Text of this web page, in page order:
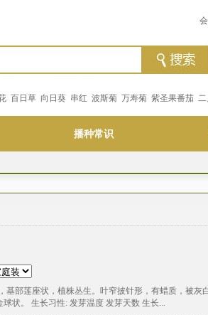
百日草 向日葵 串红 波斯菊 万寿菊 紫圣果番茄 二
播种常识
基部莲座状，植株丛生。叶窄披针形，有蜡质，被
状。 生长习性: 发芽温度 发芽天数 生长...